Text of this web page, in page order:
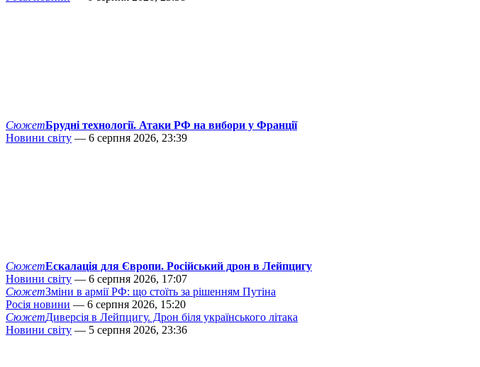
СюжетБрудні технології. Атаки РФ на вибори у Франції
Новини світу — 6 серпня 2026, 23:39
СюжетЕскалація для Європи. Російський дрон в Лейпцигу
Новини світу — 6 серпня 2026, 17:07
СюжетЗміни в армії РФ: що стоїть за рішенням Путіна
Росія новини — 6 серпня 2026, 15:20
СюжетДиверсія в Лейпцигу. Дрон біля українського літака
Новини світу — 5 серпня 2026, 23:36